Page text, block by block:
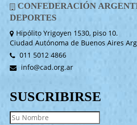
CONFEDERACIÓN
DEPORTES
Hipólito Yrigoyen 1530, piso 10.
Ciudad Autónoma de Buenos Aires
011 5012 4866
info@cad.org.ar
SUSCRIBIRSE